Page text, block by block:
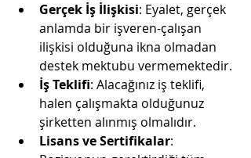
Gerçek İş İlişkisi: Eyalet, gerçek
anlamda bir işveren-çalışan
ilişkisi olduğuna ikna olmadan
destek mektubu vermemektedir.
İş Teklifi: Alacağınız iş teklifi,
halen çalışmakta olduğunuz
şirketten alınmış olmalıdır.
Lisans ve Sertifikalar: